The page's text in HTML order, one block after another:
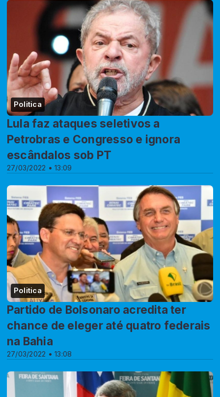
Politica
27/03/2022 • 13:09
Lula faz ataques seletivos a
Petrobras e Congresso e ignora
escândalos sob PT
Politica
27/03/2022 • 13:08
Partido de Bolsonaro acredita ter
chance de eleger até quatro federais
na Bahia